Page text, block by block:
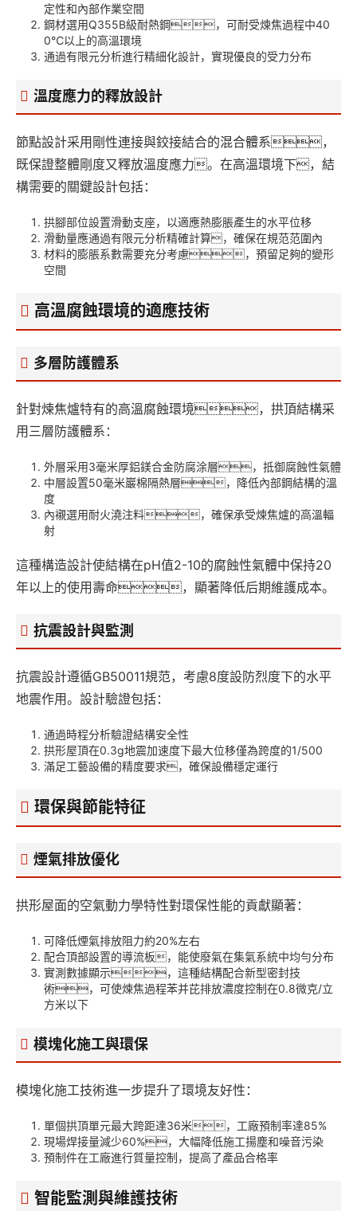
定性和內部作業空間
鋼材選用Q355B級耐熱鋼，可耐受煉焦過程中40
0℃以上的高溫環境
通過有限元分析進行精細化設計，實現優良的受力分布
溫度應力的釋放設計
節點設計采用剛性連接與鉸接結合的混合體系，
既保證整體剛度又釋放溫度應力。在高溫環境下，結
構需要的關鍵設計包括：
拱腳部位設置滑動支座，以適應熱膨脹產生的水平位移
滑動量應通過有限元分析精確計算，確保在規范范圍內
材料的膨脹系數需要充分考慮，預留足夠的變形
空間
高溫腐蝕環境的適應技術
多層防護體系
針對煉焦爐特有的高溫腐蝕環境，拱頂結構采
用三層防護體系：
外層采用3毫米厚鋁鎂合金防腐涂層，抵御腐蝕性氣體
中層設置50毫米巖棉隔熱層，降低內部鋼結構的溫
度
內襯選用耐火澆注料，確保承受煉焦爐的高溫輻
射
這種構造設計使結構在pH值2-10的腐蝕性氣體中保持20
年以上的使用壽命，顯著降低后期維護成本。
抗震設計與監測
抗震設計遵循GB50011規范，考慮8度設防烈度下的水平
地震作用。設計驗證包括：
通過時程分析驗證結構安全性
拱形屋頂在0.3g地震加速度下最大位移僅為跨度的1/500
滿足工藝設備的精度要求，確保設備穩定運行
環保與節能特征
煙氣排放優化
拱形屋面的空氣動力學特性對環保性能的貢獻顯著：
可降低煙氣排放阻力約20%左右
配合頂部設置的導流板，能使廢氣在集氣系統中均勻分布
實測數據顯示，這種結構配合新型密封技
術，可使煉焦過程苯并芘排放濃度控制在0.8微克/立
方米以下
模塊化施工與環保
模塊化施工技術進一步提升了環境友好性：
單個拱頂單元最大跨距達36米，工廠預制率達85%
現場焊接量減少60%，大幅降低施工揚塵和噪音污染
預制件在工廠進行質量控制，提高了產品合格率
智能監測與維護技術